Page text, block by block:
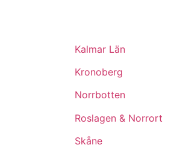
Kalmar Län
Kronoberg
Norrbotten
Roslagen & Norrort
Skåne